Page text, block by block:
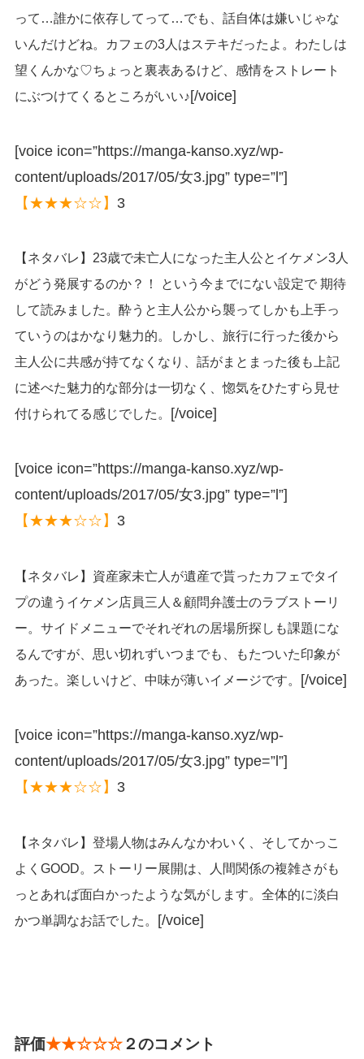
って…誰かに依存してって…でも、話自体は嫌いじゃな
いんだけどね。カフェの3人はステキだったよ。わたしは
望くんかな♡ちょっと裏表あるけど、感情をストレート
にぶつけてくるところがいい♪[/voice]
[voice icon=”https://manga-kanso.xyz/wp-
content/uploads/2017/05/女3.jpg” type=”l”]
【★★★☆☆】 3
【ネタバレ】23歳で未亡人になった主人公とイケメン3人
がどう発展するのか？！ という今までにない設定で 期待
して読みました。酔うと主人公から襲ってしかも上手っ
ていうのはかなり魅力的。しかし、旅行に行った後から
主人公に共感が持てなくなり、話がまとまった後も上記
に述べた魅力的な部分は一切なく、惚気をひたすら見せ
付けられてる感じでした。
[/voice]
[voice icon=”https://manga-kanso.xyz/wp-
content/uploads/2017/05/女3.jpg” type=”l”]
【★★★☆☆】 3
【ネタバレ】資産家未亡人が遺産で貰ったカフェでタイ
プの違うイケメン店員三人＆顧問弁護士のラブストーリ
ー。サイドメニューでそれぞれの居場所探しも課題にな
るんですが、思い切れずいつまでも、もたついた印象が
あった。楽しいけど、中味が薄いイメージです。 [/voice]
[voice icon=”https://manga-kanso.xyz/wp-
content/uploads/2017/05/女3.jpg” type=”l”]
【★★★☆☆】 3
【ネタバレ】登場人物はみんなかわいく、そしてかっこ
よくGOOD。ストーリー展開は、人間関係の複雑さがも
っとあれば面白かったような気がします。全体的に淡白
かつ単調なお話でした。 [/voice]
評価★★☆☆☆２のコメント